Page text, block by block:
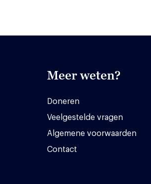
Meer weten?
Doneren
Veelgestelde vragen
Algemene voorwaarden
Contact